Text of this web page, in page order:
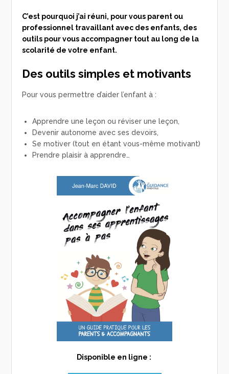
C’est pourquoi j’ai réuni, pour vous parent ou
professionnel travaillant avec des enfants, des
outils pour vous accompagner tout au long de la
scolarité de votre enfant.
Des outils simples et motivants
Pour vous permettre d’aider l’enfant à :
Apprendre une leçon ou réviser une leçon,
Devenir autonome avec ses devoirs,
Se motiver (tout en étant vous-même motivant)
Prendre plaisir à apprendre…
Disponible en ligne :